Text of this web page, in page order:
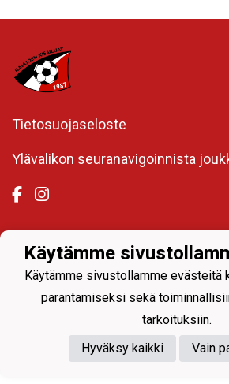
Tietosuojaseloste
Ylävalikon seuranavigoinnista
Powered by
Käytämme
Käytämme sivustollamme evästeitä
parantamiseksi sekä
tarkoituksiin.
Hyväksy kaikki
Vain